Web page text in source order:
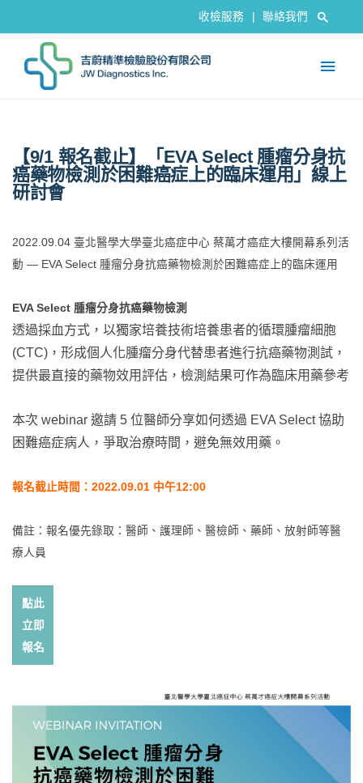
收檢服務 聯絡我們
【9/1 報名截止】「EVA Select 腫瘤分身抗
癌藥物檢測於困難癌症上的臨床運用」線上
研討會
2022.09.04 臺北醫學大學臺北癌症中心 蔡萬才癌症大樓開幕系列活
動 — EVA Select 腫瘤分身抗癌藥物檢測於困難癌症上的臨床運用
EVA Select 腫瘤分身抗癌藥物檢測
透過採血方式，以獨家培養技術培養患者的循環腫瘤細胞
(CTC)，形成個人化腫瘤分身代替患者進行抗癌藥物測試，
提供最直接的藥物效用評估，檢測結果可作為臨床用藥參考
本次 webinar 邀請 5 位醫師分享如何透過 EVA Select 協助
困難癌症病人，爭取治療時間，避免無效用藥。
報名截止時間：2022.09.01 中午12:00
備註：報名優先錄取：醫師、護理師、醫檢師、藥師、放射師等醫
療人員
點此
立即
報名